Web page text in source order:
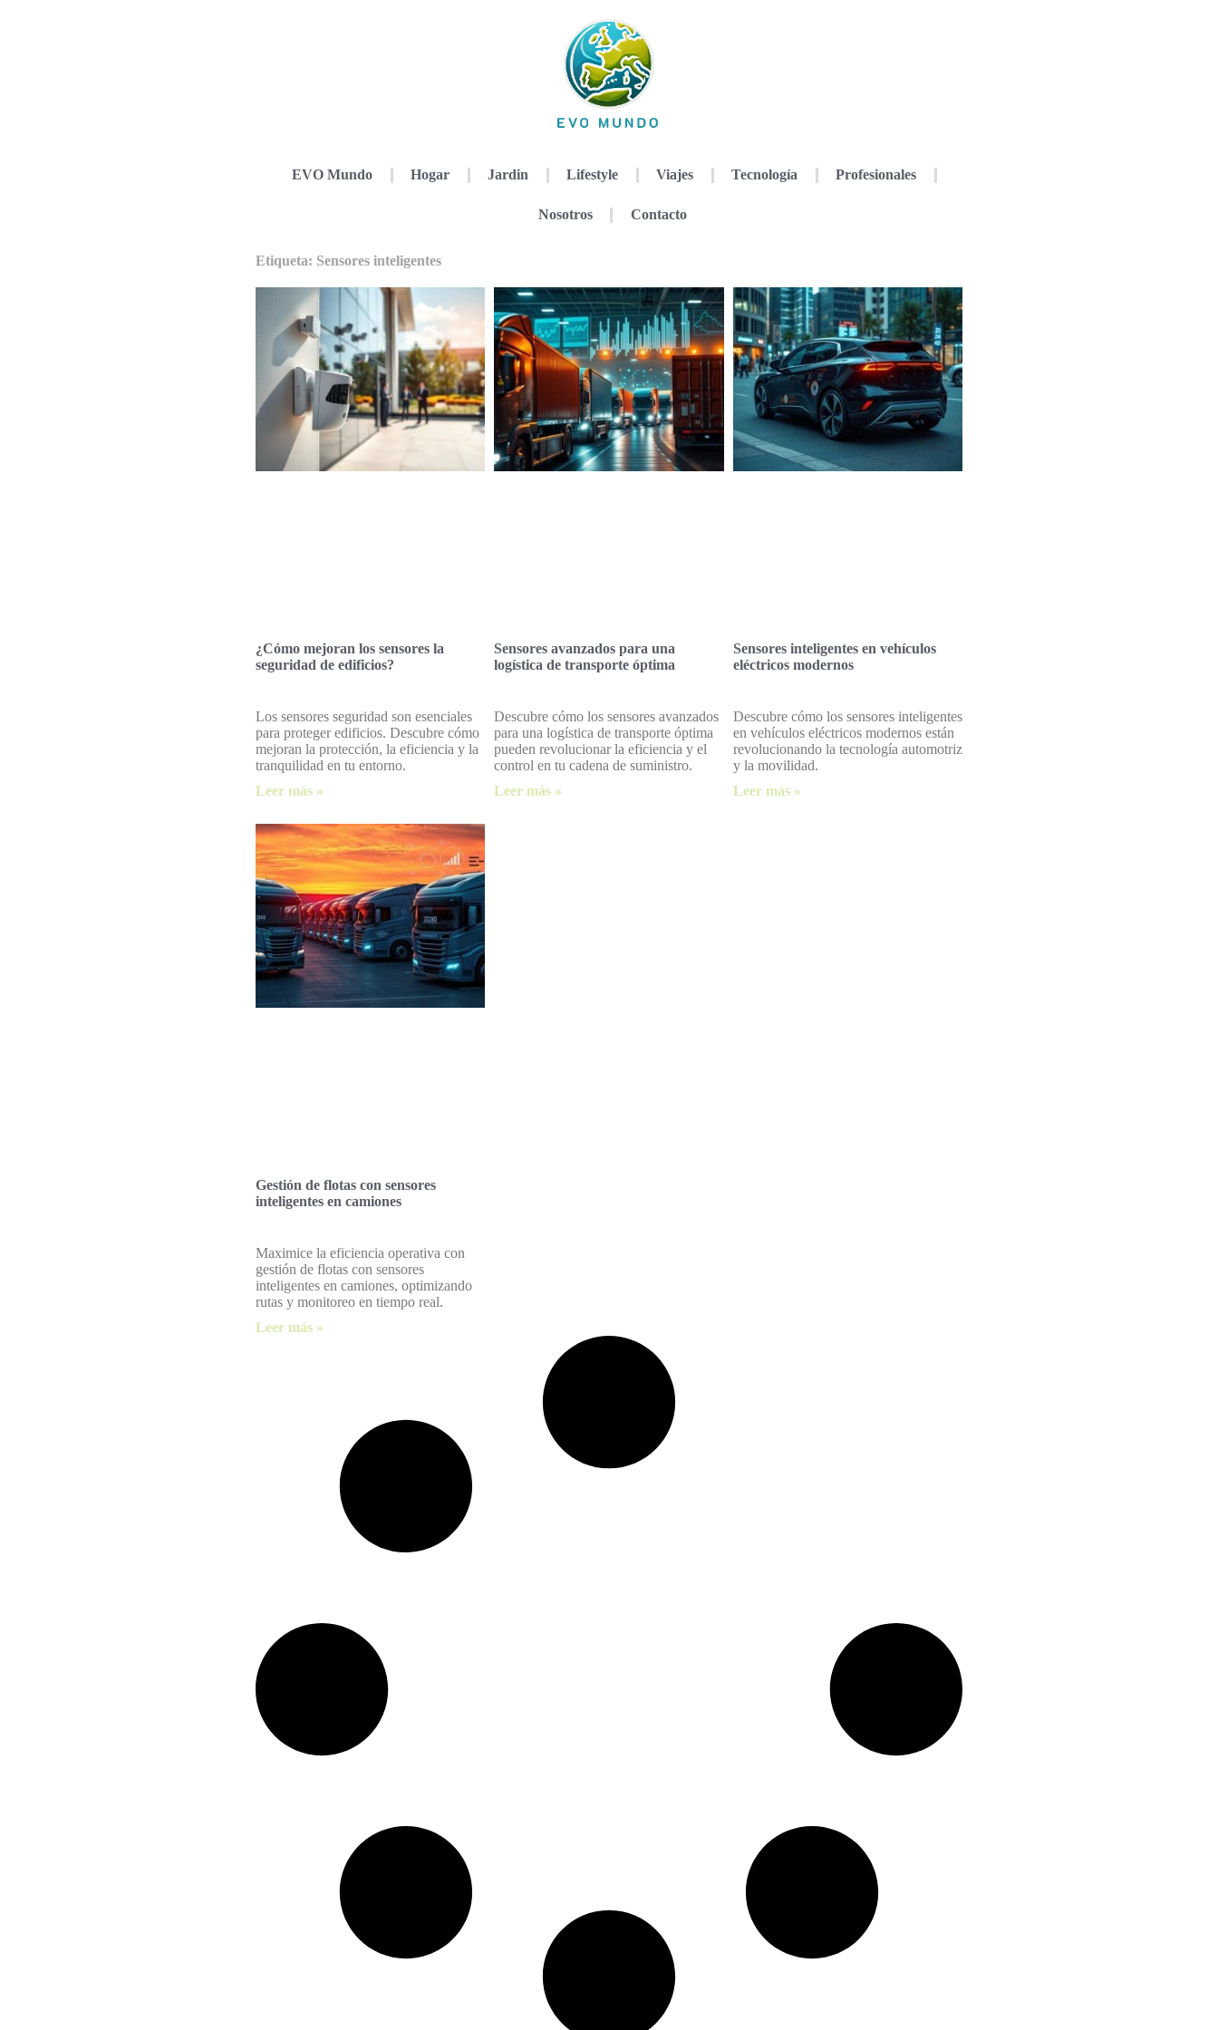
EVO Mundo Hogar Jardin Lifestyle Viajes Tecnología Profesionales
Nosotros Contacto
Etiqueta: Sensores inteligentes
¿Cómo mejoran los sensores la
seguridad de edificios?
Los sensores seguridad son esenciales
para proteger edificios. Descubre cómo
mejoran la protección, la eficiencia y la
tranquilidad en tu entorno.
Leer más »
Sensores avanzados para una
logística de transporte óptima
Descubre cómo los sensores avanzados
para una logística de transporte óptima
pueden revolucionar la eficiencia y el
control en tu cadena de suministro.
Leer más »
Sensores inteligentes en vehículos
eléctricos modernos
Descubre cómo los sensores inteligentes
en vehículos eléctricos modernos están
revolucionando la tecnología automotriz
y la movilidad.
Leer más »
Gestión de flotas con sensores
inteligentes en camiones
Maximice la eficiencia operativa con
gestión de flotas con sensores
inteligentes en camiones, optimizando
rutas y monitoreo en tiempo real.
Leer más »